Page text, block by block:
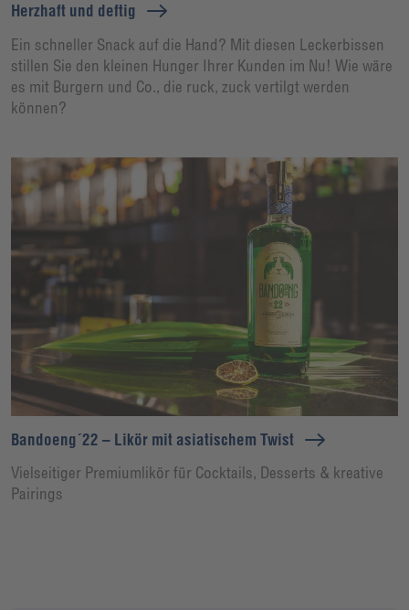
Herzhaft und deftig
Ein schneller Snack auf die Hand? Mit diesen Leckerbissen
stillen Sie den kleinen Hunger Ihrer Kunden im Nu! Wie wäre
es mit Burgern und Co., die ruck, zuck vertilgt werden
können?
Bandoeng´22 – Likör mit asiatischem Twist
Vielseitiger Premiumlikör für Cocktails, Desserts & kreative
Pairings